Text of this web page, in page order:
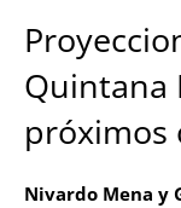
Quintana
próximos
Nivardo Mena y